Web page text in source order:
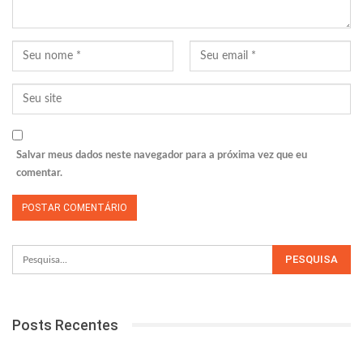
Salvar meus dados neste navegador para a próxima vez que eu
comentar.
Posts Recentes